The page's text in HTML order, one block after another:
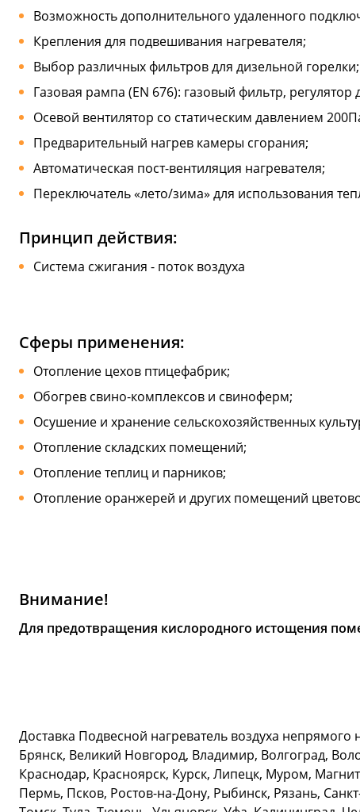
Возможность дополнительного удаленного
Крепления для подвешивания нагревателя;
Выбор различных фильтров для дизельной горелки;
Газовая рампа (EN 676): газовый фильтр,
Осевой вентилятор со статическим давлением
Предварительный нагрев камеры сгорания;
Автоматическая пост-вентиляция нагревателя;
Переключатель «лето/зима» для использования
Принцип действия:
Система сжигания - поток воздуха
Сферы применения:
Отопление цехов птицефабрик;
Обогрев свино-комплексов и свиноферм;
Осушение и хранение сельскохозяйственных
Отопление складских помещений;
Отопление теплиц и парников;
Отопление оранжерей и других помещений
Внимание!
Для предотвращения кислородного истощения
Доставка Подвесной нагреватель воздуха
Брянск, Великий Новгород, Владимир, Волгоград,
Краснодар, Красноярск, Курск, Липецк, Муром,
Пермь, Псков, Ростов-на-Дону, Рыбинск, Рязань,